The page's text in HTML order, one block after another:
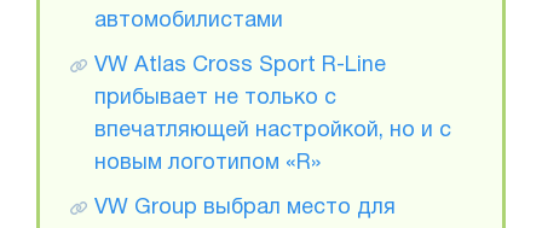
автомобилистами
VW Atlas Cross Sport R-Line
прибывает не только с
впечатляющей настройкой, но и с
новым логотипом «R»
VW Group выбрал место для